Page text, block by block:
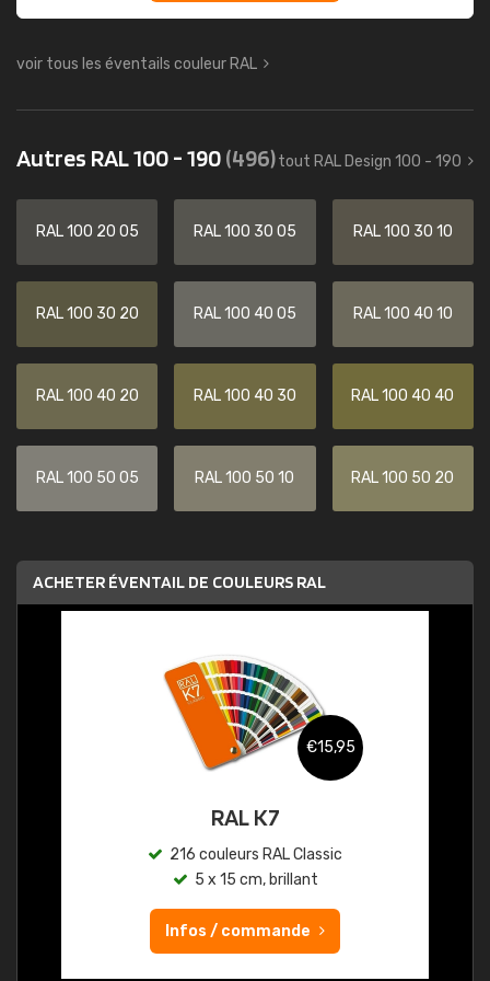
voir tous les éventails couleur RAL
Autres RAL 100 - 190(496)tout RAL Design 100 - 190
RAL 100 20 05 RAL 100 30 05 RAL 100 30 10
RAL 100 30 20 RAL 100 40 05 RAL 100 40 10
RAL 100 40 20 RAL 100 40 30 RAL 100 40 40
RAL 100 50 05 RAL 100 50 10 RAL 100 50 20
ACHETER ÉVENTAIL DE COULEURS RAL
€15,95
RAL K7
216 couleurs RAL Classic
5 x 15 cm, brillant
Infos / commande